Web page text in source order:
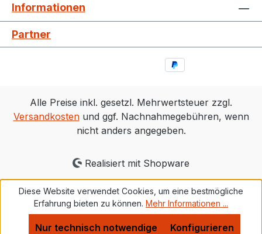
Informationen
Partner
Alle Preise inkl. gesetzl. Mehrwertsteuer zzgl.
Versandkostenund ggf. Nachnahmegebühren, wenn
nicht anders angegeben.
Realisiert mit Shopware
Diese Website verwendet Cookies, um eine bestmögliche
Erfahrung bieten zu können. Mehr Informationen ...
Nur technisch notwendige Konfigurieren